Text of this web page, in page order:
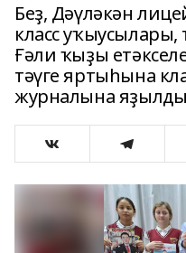
Беҙ, Дәүләкән
класс уҡыусылары,
Ғәли ҡыҙы
тәүге яртыһына
журналына